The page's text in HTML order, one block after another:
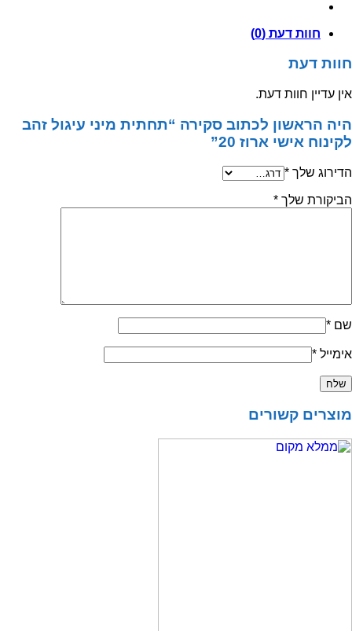
אישי
20 חוות דעת (0)
חוות דעת
אין עדיין חוות דעת.
היה הראשון לכתוב סקירה “תחתית מיני עיגול זהב
לקינוח אישי ארוז 20”
הדירוג שלך *
הביקורת שלך *
שם *
אימייל *
מוצרים קשורים